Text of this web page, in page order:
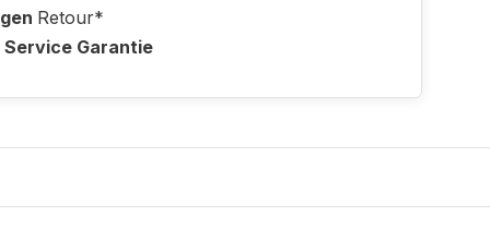
Retour*
Service Garantie